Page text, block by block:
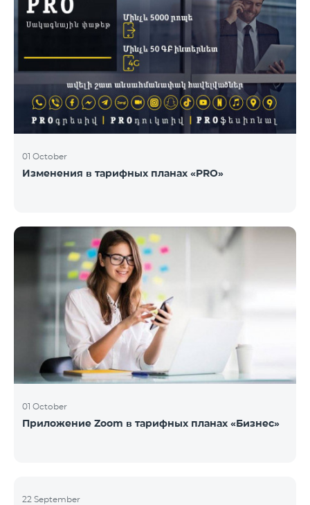
01 October
Изменения в тарифных планах «PRO»
01 October
Приложение Zoom в тарифных планах «Бизнес»
22 September